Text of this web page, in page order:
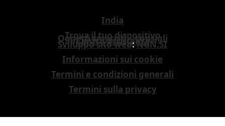
India
Trova il tuo dispositivo
Oggetti smarriti – consigli
Centro assistenza
Sviluppo sito web:NGN.SI
Informazioni sui cookie
Termini e condizioni generali
Termini sulla privacy